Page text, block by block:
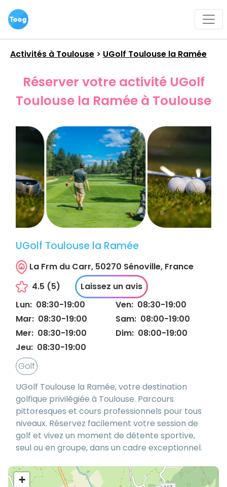
Activités à Toulouse > UGolf Toulouse la Ramée
Réserver votre activité UGolf
Toulouse la Ramée à Toulouse
UGolf Toulouse la Ramée
La Frm du Carr, 50270 Sénoville, France
4.5 (5)
Laissez un avis
Lun: 08:30-19:00
Mar: 08:30-19:00
Mer: 08:30-19:00
Jeu: 08:30-19:00
Ven: 08:30-19:00
Sam: 08:00-19:00
Dim: 08:00-19:00
Golf
UGolf Toulouse la Ramée, votre destination
golfique privilégiée à Toulouse. Parcours
pittoresques et cours professionnels pour tous
niveaux. Réservez facilement votre session de
golf et vivez un moment de détente sportive,
seul ou en groupe, dans un cadre exceptionnel.
+